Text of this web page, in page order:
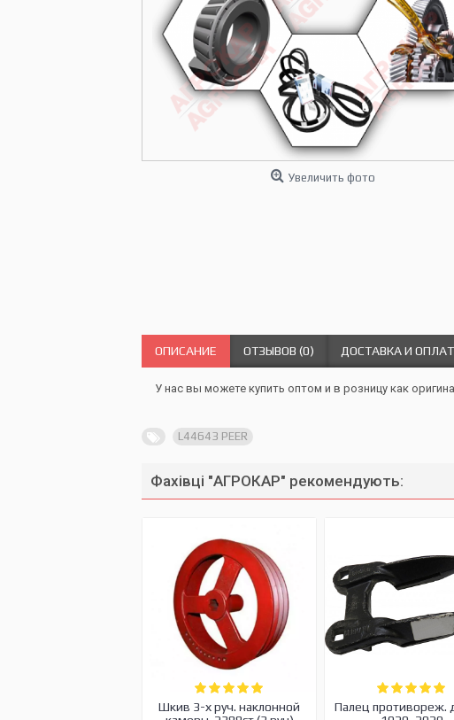
Увеличить фото
ОПИСАНИЕ ОТЗЫВОВ (0) ДОСТАВКА И
У нас вы можете купить оптом и в розницу как
L44643 PEER
Фахівці "АГРОКАР" рекомендують:
Шкив 3-х руч. наклонной
Палец противореж.